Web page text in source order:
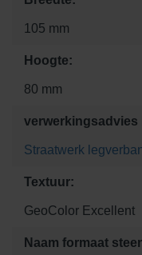
105 mm
Hoogte:
80 mm
verwerkingsadvies
Straatwerk
Textuur:
GeoColor Excellent
Naam formaat